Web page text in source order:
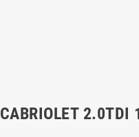
CABRIOLET 2.0TDI